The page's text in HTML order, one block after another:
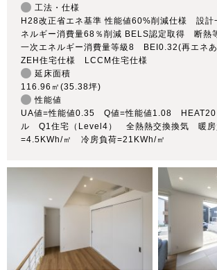
工法・仕様
H28改正省エネ基準 性能値60%削減仕様 設計
ネルギー消費量68％削減 BELS認定取得 断
一次エネルギー消費量等級8 BEI0.32(再エネ
ZEH住宅仕様 LCCM住宅仕様
延床面積
116.96㎡(35.38坪)
性能値
UA値=性能値0.35 Q値=性能値1.08 HEAT20
ル Q1住宅（Level4） 全熱熱交換換気 暖房
=4.5KWh/㎡ 冷房負荷=21KWh/㎡